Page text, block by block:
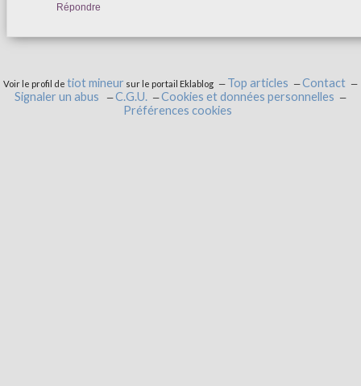
Répondre
Voir le profil de tiot mineur sur le portail Eklablog Top articles
Contact
Signaler un abus
C.G.U.
Cookies et données personnelles
Préférences cookies